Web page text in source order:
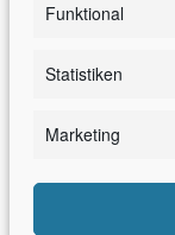
Funktional
Statistiken
Marketing
Erfahrung.
30 Jahre